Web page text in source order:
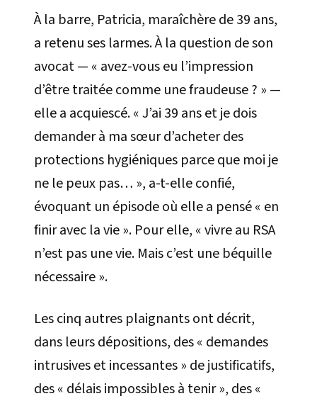
À la barre, Patricia, maraîchère de 39 ans,
a retenu ses larmes. À la question de son
avocat — « avez-vous eu l’impression
d’être traitée comme une fraudeuse ? » —
elle a acquiescé. « J’ai 39 ans et je dois
demander à ma sœur d’acheter des
protections hygiéniques parce que moi je
ne le peux pas… », a-t-elle confié,
évoquant un épisode où elle a pensé « en
finir avec la vie ». Pour elle, « vivre au RSA
n’est pas une vie. Mais c’est une béquille
nécessaire ».
Les cinq autres plaignants ont décrit,
dans leurs dépositions, des « demandes
intrusives et incessantes » de justificatifs,
des « délais impossibles à tenir », des «